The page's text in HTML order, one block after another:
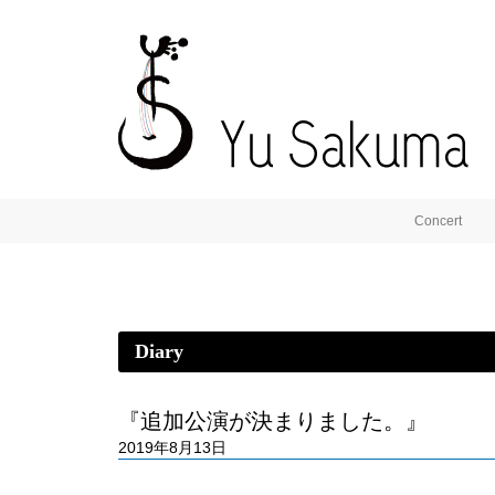
Concert
Diary
『追加公演が決まりました。』
2019年8月13日